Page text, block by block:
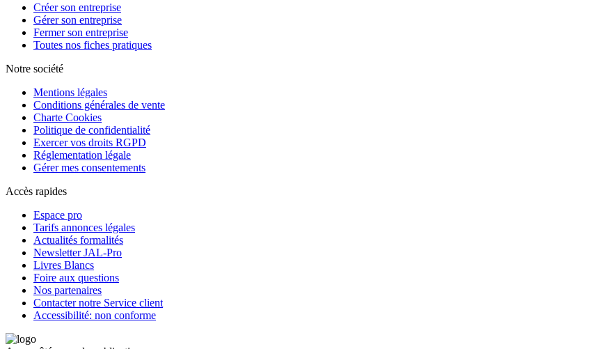
Créer son entreprise
Gérer son entreprise
Fermer son entreprise
Toutes nos fiches pratiques
Notre société
Mentions légales
Conditions générales de vente
Charte Cookies
Politique de confidentialité
Exercer vos droits RGPD
Réglementation légale
Gérer mes consentements
Accès rapides
Espace pro
Tarifs annonces légales
Actualités formalités
Newsletter JAL-Pro
Livres Blancs
Foire aux questions
Nos partenaires
Contacter notre Service client
Accessibilité: non conforme